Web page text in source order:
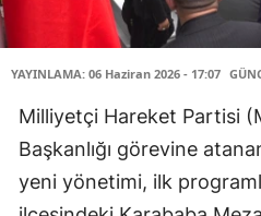
YAYINLAMA: 06 Haziran 2026 - 17:07
Milliyetçi Hareket Partisi
Başkanlığı görevine
yeni yönetimi, ilk